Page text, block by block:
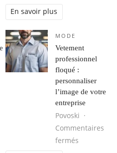
En savoir plus
sur Création de Site Internet VTC
MODE
Vetement
professionnel
floqué :
personnaliser
l’image de votre
entreprise
Povoski
Commentaires
fermés